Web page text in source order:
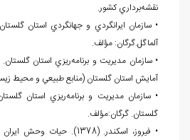
نقشهبرداري كشور.
• سازمان ايرانگردي و جهانگردي استان گلستان.(1379).طرح
آلماگل.گرگان: مؤلف.
• سازمان مديريت و برنامهريزي استان گلستان. (1382).
آمايش استان گلستان (منابع طبيعي و محيط
• سازمان مديريت و برنامه
گلستان. گرگان:مؤلف.
• فيروز، اسکندر. (1378). حيات وحش ايران (مهره